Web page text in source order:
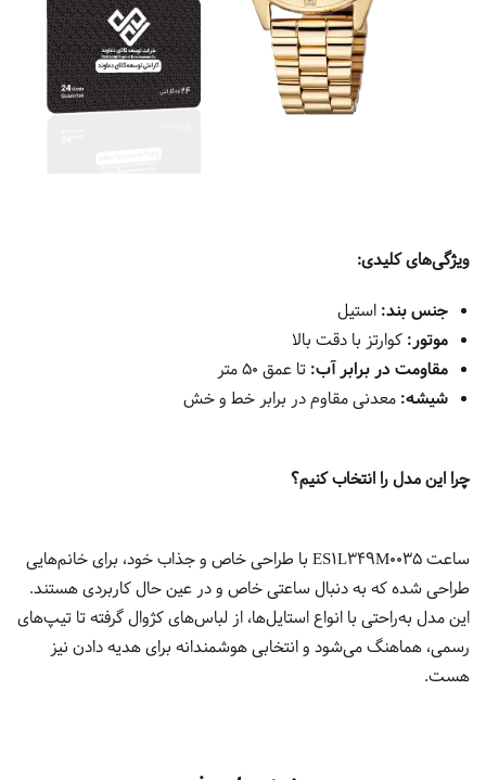
ویژگی‌های کلیدی:
جنس بند: استیل
موتور: کوارتز با دقت بالا
مقاومت در برابر آب: تا عمق 50 متر
شیشه: معدنی مقاوم در برابر خط و خش
چرا این مدل را انتخاب کنیم؟
ساعت ES1L349M0035 با طراحی خاص و جذاب خود، برای خانم‌هایی
طراحی شده که به دنبال ساعتی خاص و در عین حال کاربردی هستند.
این مدل به‌راحتی با انواع استایل‌ها، از لباس‌های کژوال گرفته تا تیپ‌های
رسمی، هماهنگ می‌شود و انتخابی هوشمندانه برای هدیه دادن نیز
هست.